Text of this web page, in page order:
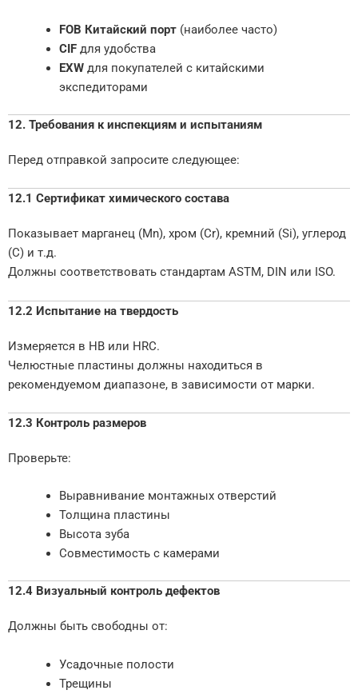
FOB Китайский порт(наиболее часто)
CIFдля удобства
EXWдля покупателей с китайскими
экспедиторами
12. Требования к инспекциям и испытаниям
Перед отправкой запросите следующее:
12.1 Сертификат химического состава
Показывает марганец (Mn), хром (Cr), кремний (Si), углерод
(C) и т.д.
Должны соответствовать стандартам ASTM, DIN или ISO.
12.2 Испытание на твердость
Измеряется в HB или HRC.
Челюстные пластины должны находиться в
рекомендуемом диапазоне, в зависимости от марки.
12.3 Контроль размеров
Проверьте:
Выравнивание монтажных отверстий
Толщина пластины
Высота зуба
Совместимость с камерами
12.4 Визуальный контроль дефектов
Должны быть свободны от:
Усадочные полости
Трещины